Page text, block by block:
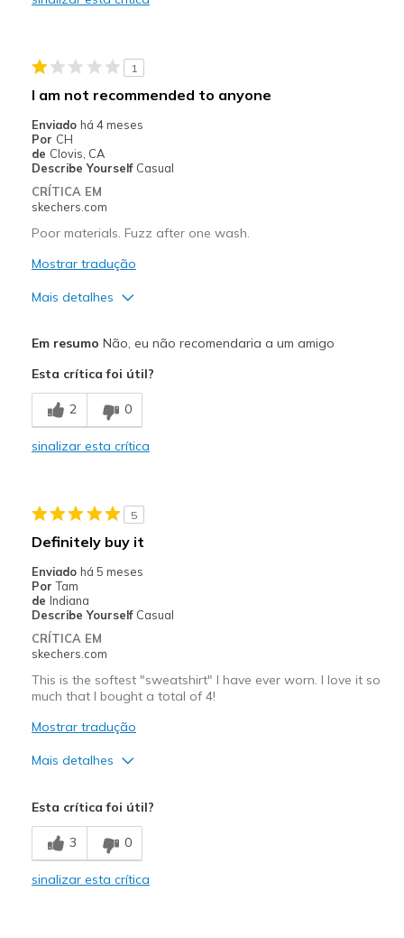
Melhores utilizações
Casual Wear
Comfy to just wear at home
Travel
View On Shoes
1
I am not recommended to anyone
Enviado há 4 meses
Por CH
de Clovis, CA
Describe Yourself Casual
CRÍTICA EM
skechers.com
Poor materials. Fuzz after one wash.
Mostrar tradução
Mais detalhes
Contras
Poor Quality
Feels true to width
Sizing
Em resumo Não, eu não recomendaria a um amigo
Esta crítica foi útil?
2 0
sinalizar esta crítica
5
Definitely buy it
Enviado há 5 meses
Por Tam
de Indiana
Describe Yourself Casual
CRÍTICA EM
skechers.com
This is the softest "sweatshirt" I have ever worn. I love it so
much that I bought a total of 4!
Mostrar tradução
Mais detalhes
Breathe Well
Comfortable
Esta crítica foi útil?
3 0
sinalizar esta crítica